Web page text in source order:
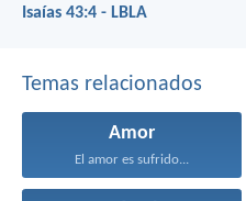
Isaías 43:4 - LBLA
Temas relacionados
Amor
El amor es sufrido...